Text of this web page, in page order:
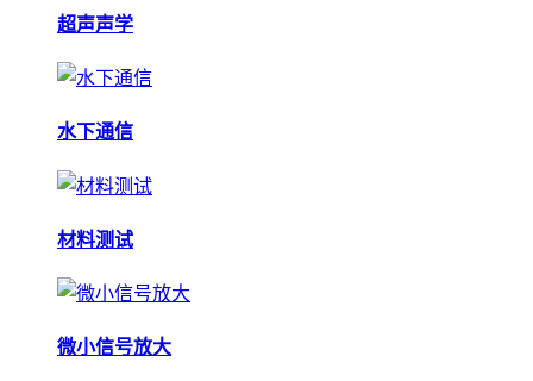
超声声学
水下通信
材料测试
微小信号放大